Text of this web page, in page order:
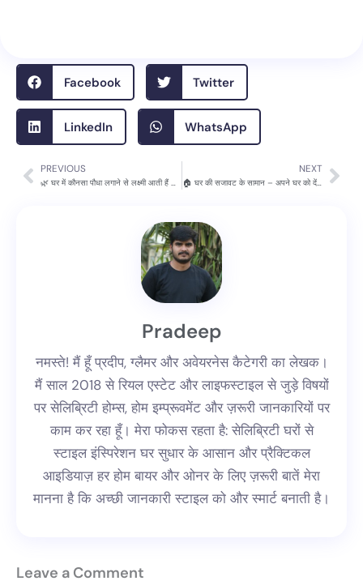
Facebook Twitter
LinkedIn WhatsApp
Prev
PREVIOUS
🌿 घर में कौनसा पौधा लगाने से लक्ष्मी आती हैं – जानिए 10 शुभ पौधे और वास्तु टिप्स
NEXT
🏠 घर की सजावट के सामान – अपने घर को दें नया लुक और ताज़गी भरा माहौल
Pradeep
नमस्ते! मैं हूँ प्रदीप, ग्लैमर और अवेयरनेस कैटेगरी का लेखक।
मैं साल 2018 से रियल एस्टेट और लाइफस्टाइल से जुड़े विषयों
पर सेलिब्रिटी होम्स, होम इम्प्रूवमेंट और ज़रूरी जानकारियों पर
काम कर रहा हूँ। मेरा फोकस रहता है: सेलिब्रिटी घरों से
स्टाइल इंस्पिरेशन घर सुधार के आसान और प्रैक्टिकल
आइडियाज़ हर होम बायर और ओनर के लिए ज़रूरी बातें मेरा
मानना है कि अच्छी जानकारी स्टाइल को और स्मार्ट बनाती है।
Leave a Comment